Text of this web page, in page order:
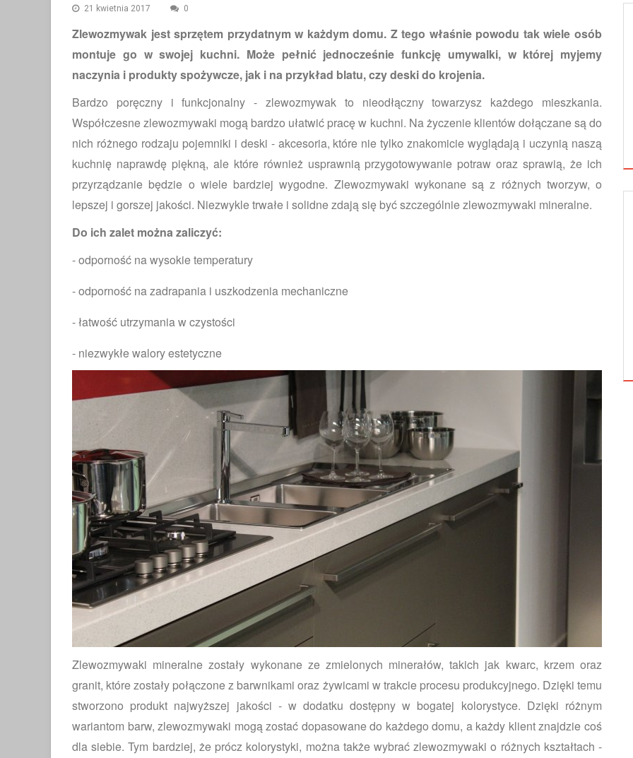
21 kwietnia 2017 0
Zlewozmywak jest sprzętem przydatnym w każdym domu. Z tego właśnie powodu tak wiele osób
montuje go w swojej kuchni. Może pełnić jednocześnie funkcję umywalki, w której myjemy
naczynia i produkty spożywcze, jak i na przykład blatu, czy deski do krojenia.
Bardzo poręczny i funkcjonalny - zlewozmywak to nieodłączny towarzysz każdego mieszkania.
Współczesne zlewozmywaki mogą bardzo ułatwić pracę w kuchni. Na życzenie klientów dołączane są do
nich różnego rodzaju pojemniki i deski - akcesoria, które nie tylko znakomicie wyglądają i uczynią naszą
kuchnię naprawdę piękną, ale które również usprawnią przygotowywanie potraw oraz sprawią, że ich
przyrządzanie będzie o wiele bardziej wygodne. Zlewozmywaki wykonane są z różnych tworzyw, o
lepszej i gorszej jakości. Niezwykle trwałe i solidne zdają się być szczególnie zlewozmywaki mineralne.
Do ich zalet można zaliczyć:
- odporność na wysokie temperatury
- odporność na zadrapania i uszkodzenia mechaniczne
- łatwość utrzymania w czystości
- niezwykłe walory estetyczne
Zlewozmywaki mineralne zostały wykonane ze zmielonych minerałów, takich jak kwarc, krzem oraz
granit, które zostały połączone z barwnikami oraz żywicami w trakcie procesu produkcyjnego. Dzięki temu
stworzono produkt najwyższej jakości - w dodatku dostępny w bogatej kolorystyce. Dzięki różnym
wariantom barw, zlewozmywaki mogą zostać dopasowane do każdego domu, a każdy klient znajdzie coś
dla siebie. Tym bardziej, że prócz kolorystyki, można także wybrać zlewozmywaki o różnych kształtach -
SZUKAĆ STARYCH WZORÓW
CHARAKTERYSTYKA DOMÓW